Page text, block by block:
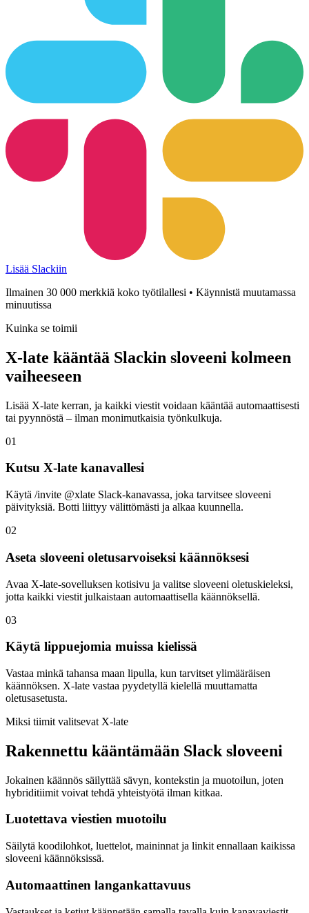
Lisää Slackiin
Ilmainen 30 000 merkkiä koko työtilallesi • Käynnistä muutamassa
minuutissa
Kuinka se toimii
X-late kääntää Slackin sloveeni kolmeen
vaiheeseen
Lisää X-late kerran, ja kaikki viestit voidaan kääntää automaattisesti
tai pyynnöstä – ilman monimutkaisia työnkulkuja.
01
Kutsu X-late kanavallesi
Käytä /invite @xlate Slack-kanavassa, joka tarvitsee sloveeni
päivityksiä. Botti liittyy välittömästi ja alkaa kuunnella.
02
Aseta sloveeni oletusarvoiseksi käännöksesi
Avaa X-late-sovelluksen kotisivu ja valitse sloveeni oletuskieleksi,
jotta kaikki viestit julkaistaan automaattisella käännöksellä.
03
Käytä lippuejomia muissa kielissä
Vastaa minkä tahansa maan lipulla, kun tarvitset ylimääräisen
käännöksen. X-late vastaa pyydetyllä kielellä muuttamatta
oletusasetusta.
Miksi tiimit valitsevat X-late
Rakennettu kääntämään Slack sloveeni
Jokainen käännös säilyttää sävyn, kontekstin ja muotoilun, joten
hybriditiimit voivat tehdä yhteistyötä ilman kitkaa.
Luotettava viestien muotoilu
Säilytä koodilohkot, luettelot, maininnat ja linkit ennallaan kaikissa
sloveeni käännöksissä.
Automaattinen langankattavuus